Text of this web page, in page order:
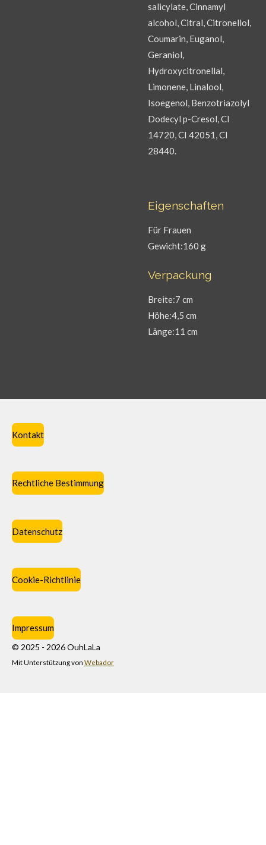
salicylate, Cinnamyl
alcohol, Citral, Citronellol,
Coumarin, Euganol,
Geraniol,
Hydroxycitronellal,
Limonene, Linalool,
Isoegenol, Benzotriazolyl
Dodecyl p-Cresol, CI
14720, CI 42051, CI
28440.
Eigenschaften
Für Frauen
Gewicht:160 g
Verpackung
Breite:7 cm
Höhe:4,5 cm
Länge:11 cm
Kontakt
Rechtliche Bestimmung
Datenschutz
Cookie-Richtlinie
Impressum
© 2025 - 2026 OuhLaLa
Mit Unterstützung von Webador